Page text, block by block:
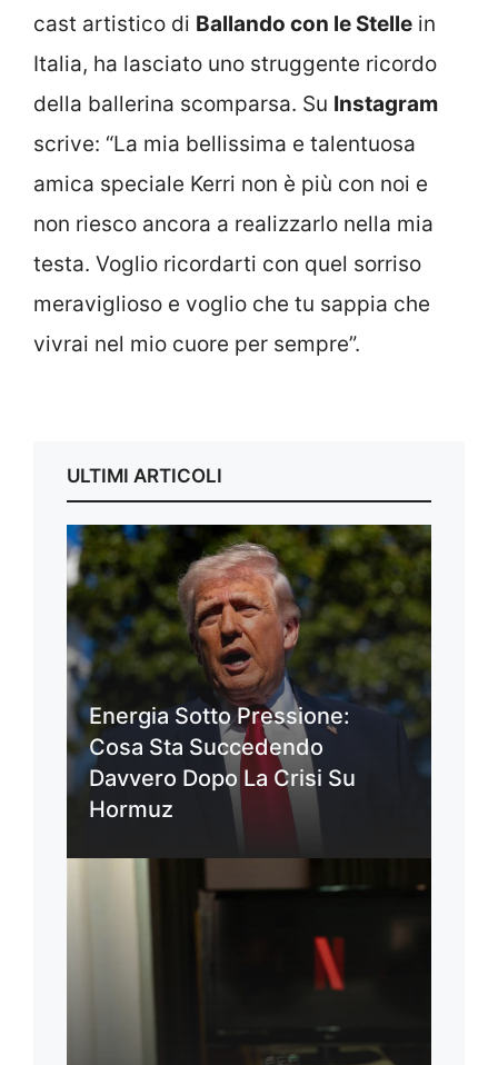
cast artistico di Ballando con le Stelle in
Italia, ha lasciato uno struggente ricordo
della ballerina scomparsa. Su Instagram
scrive: “La mia bellissima e talentuosa
amica speciale Kerri non è più con noi e
non riesco ancora a realizzarlo nella mia
testa. Voglio ricordarti con quel sorriso
meraviglioso e voglio che tu sappia che
vivrai nel mio cuore per sempre”.
ULTIMI ARTICOLI
Energia Sotto Pressione:
Cosa Sta Succedendo
Davvero Dopo La Crisi Su
Hormuz